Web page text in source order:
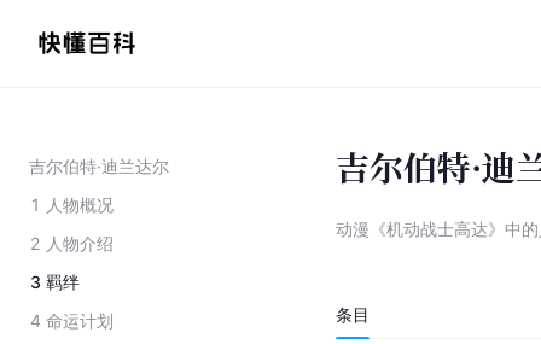
吉尔伯特·迪兰达尔
1 人物概况
2 人物介绍
3 羁绊
4 命运计划
吉尔伯特·迪
动漫《机动战士高达》中
条目